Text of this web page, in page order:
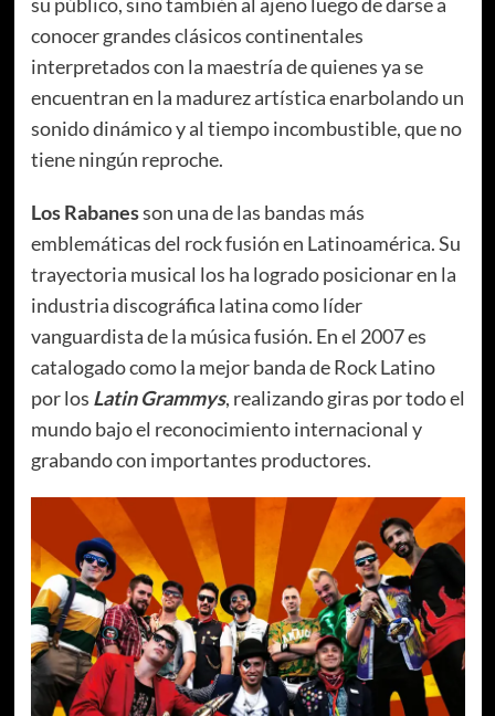
conocer grandes clásicos continentales
interpretados con la maestría de quienes ya se
encuentran en la madurez artística enarbolando un
sonido dinámico y al tiempo incombustible, que no
tiene ningún reproche.
Los Rabanesson una de las bandas más
emblemáticas del rock fusión en Latinoamérica. Su
trayectoria musical los ha logrado posicionar en la
industria discográfica latina como líder
vanguardista de la música fusión. En el 2007 es
catalogado como la mejor banda de Rock Latino
por los Latin Grammys, realizando giras por todo el
mundo bajo el reconocimiento internacional y
grabando con importantes productores.